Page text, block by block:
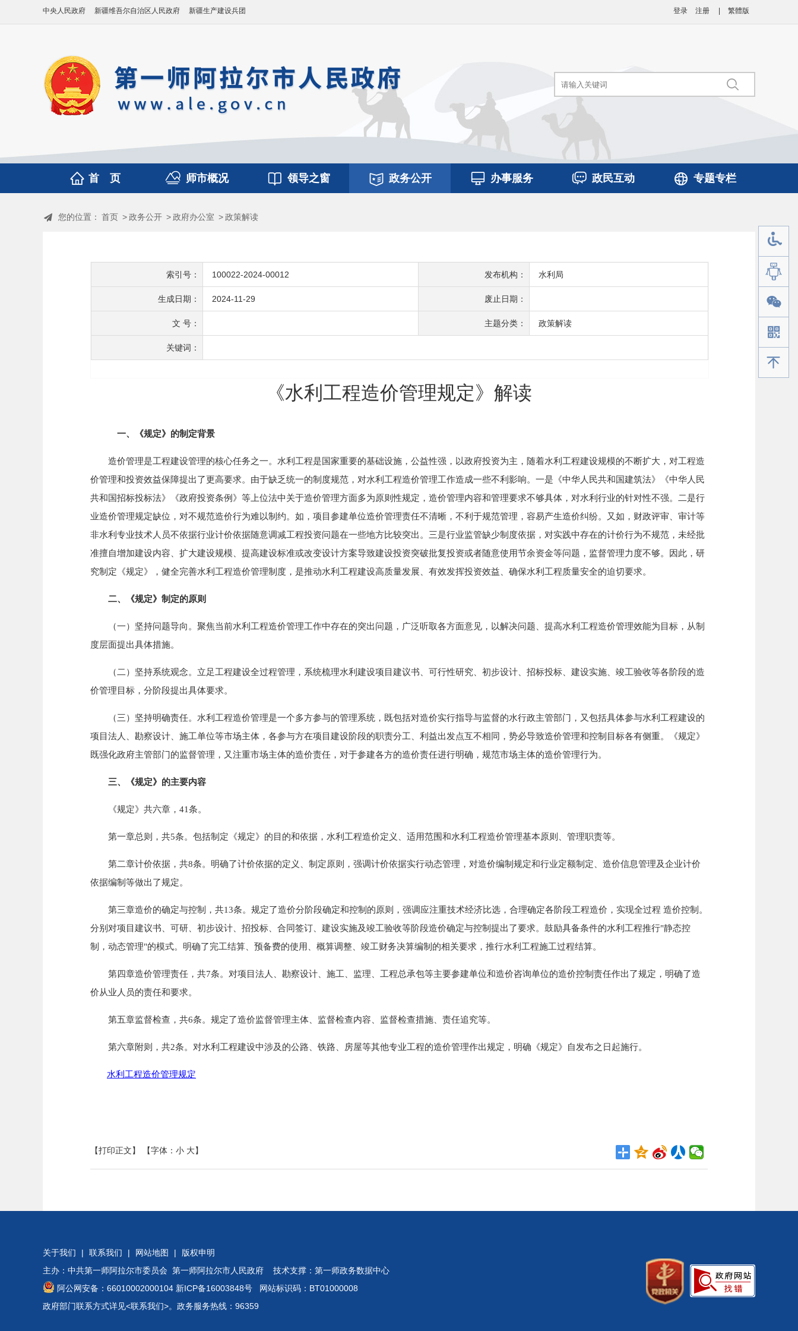
登录 注册 繁體版
中央人民政府 新疆维吾尔自治区人民政府 新疆生产建设兵团
首 页 师市概况 领导之窗 政务公开 办事服务 政民互动 专题专栏
您的位置： 首页 >政务公开 >政府办公室 >政策解读
索引号： 100022-2024-00012 发布机构： 水利局
生成日期： 2024-11-29 废止日期：
文 号： 主题分类： 政策解读
关键词：
《水利工程造价管理规定》解读
一、《规定》的制定背景
造价管理是工程建设管理的核心任务之一。水利工程是国家重要的基础设施，公益性强，以政府投资为主，随着水利工程建设规模的不断扩大，对工程造
价管理和投资效益保障提出了更高要求。由于缺乏统一的制度规范，对水利工程造价管理工作造成一些不利影响。一是《中华人民共和国建筑法》《中华人民
共和国招标投标法》《政府投资条例》等上位法中关于造价管理方面多为原则性规定，造价管理内容和管理要求不够具体，对水利行业的针对性不强。二是行
业造价管理规定缺位，对不规范造价行为难以制约。如，项目参建单位造价管理责任不清晰，不利于规范管理，容易产生造价纠纷。又如，财政评审、审计等
非水利专业技术人员不依据行业计价依据随意调减工程投资问题在一些地方比较突出。三是行业监管缺少制度依据，对实践中存在的计价行为不规范，未经批
准擅自增加建设内容、扩大建设规模、提高建设标准或改变设计方案导致建设投资突破批复投资或者随意使用节余资金等问题，监督管理力度不够。因此，研
究制定《规定》，健全完善水利工程造价管理制度，是推动水利工程建设高质量发展、有效发挥投资效益、确保水利工程质量安全的迫切要求。
二、《规定》制定的原则
（一）坚持问题导向。聚焦当前水利工程造价管理工作中存在的突出问题，广泛听取各方面意见，以解决问题、提高水利工程造价管理效能为目标，从制
度层面提出具体措施。
（二）坚持系统观念。立足工程建设全过程管理，系统梳理水利建设项目建议书、可行性研究、初步设计、招标投标、建设实施、竣工验收等各阶段的造
价管理目标，分阶段提出具体要求。
（三）坚持明确责任。水利工程造价管理是一个多方参与的管理系统，既包括对造价实行指导与监督的水行政主管部门，又包括具体参与水利工程建设的
项目法人、勘察设计、施工单位等市场主体，各参与方在项目建设阶段的职责分工、利益出发点互不相同，势必导致造价管理和控制目标各有侧重。《规定》
既强化政府主管部门的监督管理，又注重市场主体的造价责任，对于参建各方的造价责任进行明确，规范市场主体的造价管理行为。
三、《规定》的主要内容
《规定》共六章，41条。
第一章总则，共5条。包括制定《规定》的目的和依据，水利工程造价定义、适用范围和水利工程造价管理基本原则、管理职责等。
第二章计价依据，共8条。明确了计价依据的定义、制定原则，强调计价依据实行动态管理，对造价编制规定和行业定额制定、造价信息管理及企业计价
依据编制等做出了规定。
第三章造价的确定与控制，共13条。规定了造价分阶段确定和控制的原则，强调应注重技术经济比选，合理确定各阶段工程造价，实现全过程 造价控制。
分别对项目建议书、可研、初步设计、招投标、合同签订、建设实施及竣工验收等阶段造价确定与控制提出了要求。鼓励具备条件的水利工程推行"静态控
制，动态管理"的模式。明确了完工结算、预备费的使用、概算调整、竣工财务决算编制的相关要求，推行水利工程施工过程结算。
第四章造价管理责任，共7条。对项目法人、勘察设计、施工、监理、工程总承包等主要参建单位和造价咨询单位的造价控制责任作出了规定，明确了造
价从业人员的责任和要求。
第五章监督检查，共6条。规定了造价监督管理主体、监督检查内容、监督检查措施、责任追究等。
第六章附则，共2条。对水利工程建设中涉及的公路、铁路、房屋等其他专业工程的造价管理作出规定，明确《规定》自发布之日起施行。
水利工程造价管理规定
【打印正文】 【字体： 小 大】
关于我们 | 联系我们 | 网站地图 |
版权申明
主办：中共第一师阿拉尔市委员会 第一师阿拉尔市人民政府 技术支撑：第一师政务数据中心
阿公网安备：66010002000104 新ICP备16003848号 网站标识码：BT01000008
政府部门联系方式详见<联系我们>。政务服务热线：96359
手机版